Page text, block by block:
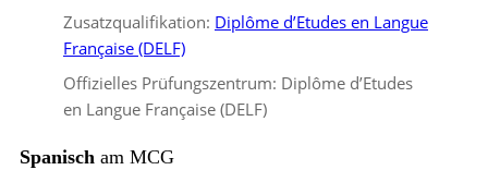
Zusatzqualifikation: Diplôme d’Etudes en Langue
Française (DELF)
Offizielles Prüfungszentrum: Diplôme d’Etudes
en Langue Française (DELF)
Spanisch am MCG